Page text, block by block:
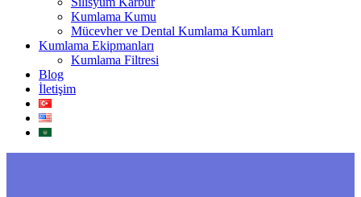
Kumlama Kumu
Mücevher ve Dental Kumlama Kumları
Kumlama Ekipmanları
Kumlama Filtresi
Blog
İletişim